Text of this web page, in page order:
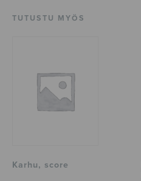
TUTUSTU MYÖS
Karhu, score